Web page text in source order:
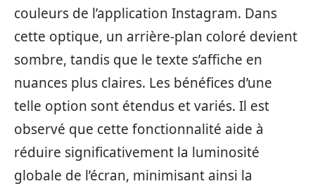
couleurs de l’application Instagram. Dans
cette optique, un arrière-plan coloré devient
sombre, tandis que le texte s’affiche en
nuances plus claires. Les bénéfices d’une
telle option sont étendus et variés. Il est
observé que cette fonctionnalité aide à
réduire significativement la luminosité
globale de l’écran, minimisant ainsi la